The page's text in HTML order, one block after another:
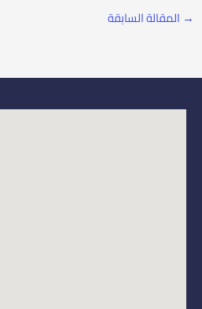
→ المقالة السابقة